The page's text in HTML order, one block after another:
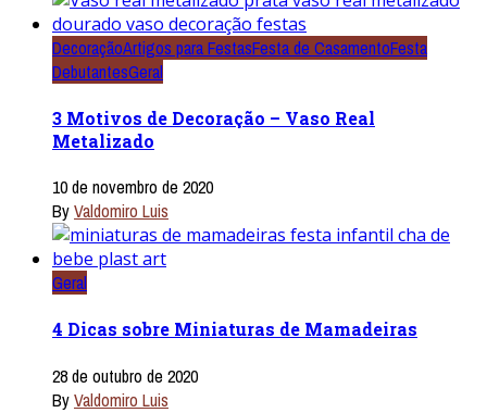
DecoraçãoArtigos para FestasFesta de CasamentoFesta
DebutantesGeral
3 Motivos de Decoração – Vaso Real
Metalizado
10 de novembro de 2020
ByValdomiro Luis
Geral
4 Dicas sobre Miniaturas de Mamadeiras
28 de outubro de 2020
ByValdomiro Luis